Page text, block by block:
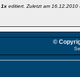
1x editiert. Zuletzt am 16.12.2010
©